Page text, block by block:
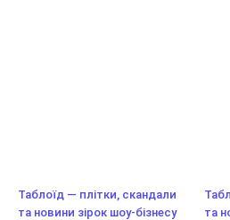
Таблоїд — плітки, скандали
та новини зірок шоу-бізнесу
та